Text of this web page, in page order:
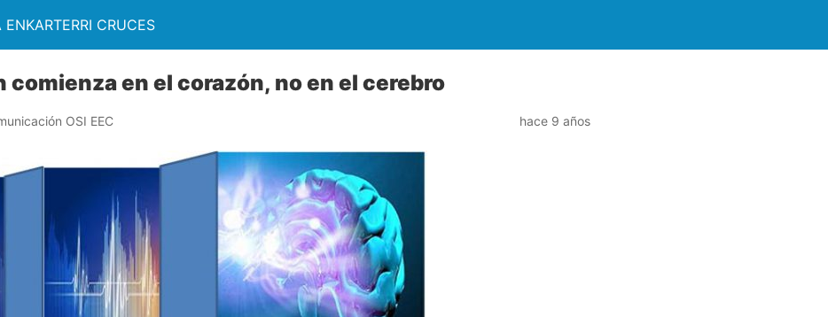
ENKARTERRI CRUCES
comienza en el corazón, no en el cerebro
OSI EEC hace 9 años